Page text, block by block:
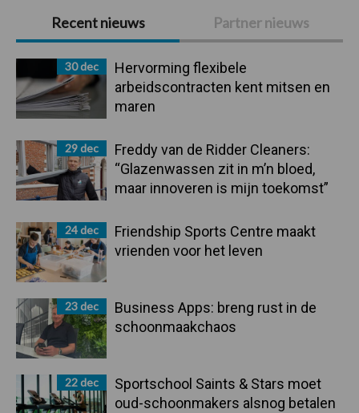
Primaire
Sidebar
Recent nieuws Partner nieuws
30 dec
Hervorming flexibele
arbeidscontracten kent mitsen en
maren
29 dec
Freddy van de Ridder Cleaners:
“Glazenwassen zit in m’n bloed,
maar innoveren is mijn toekomst”
24 dec
Friendship Sports Centre maakt
vrienden voor het leven
23 dec
Business Apps: breng rust in de
schoonmaakchaos
22 dec
Sportschool Saints & Stars moet
oud-schoonmakers alsnog betalen